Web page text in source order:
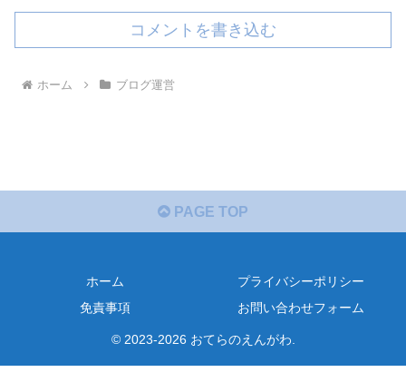
コメントを書き込む
ホーム ブログ運営
PAGE TOP
ホーム
プライバシーポリシー
免責事項
お問い合わせフォーム
© 2023-2026 おてらのえんがわ.